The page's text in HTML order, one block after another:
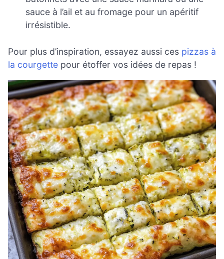
sauce à l’ail et au fromage pour un apéritif
irrésistible.
Pour plus d’inspiration, essayez aussi ces pizzas à
la courgette pour étoffer vos idées de repas !